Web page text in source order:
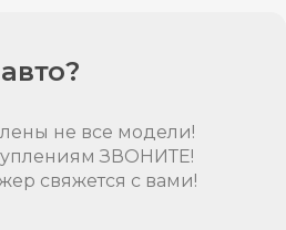
не все модели!
ЗВОНИТЕ!
свяжется с вами!